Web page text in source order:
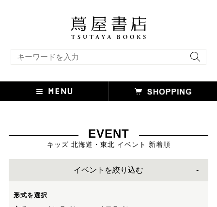
EVENT
キッズ 北海道・東北 イベント 新着順
イベントを絞り込む
形式を選択